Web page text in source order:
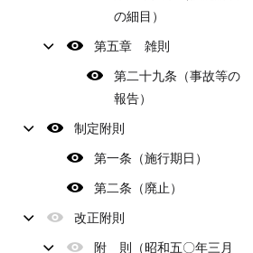
の細目）
第五章 雑則
第二十九条（事故等の
報告）
制定附則
第一条（施行期日）
第二条（廃止）
改正附則
附 則（昭和五〇年三月